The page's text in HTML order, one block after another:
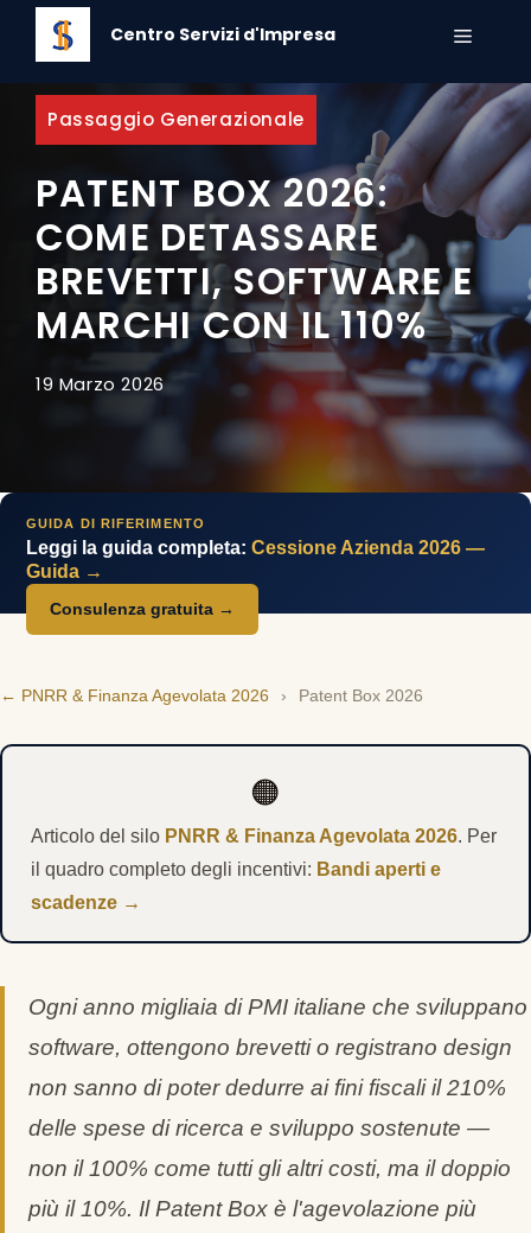
Centro Servizi d'Impresa
Passaggio Generazionale
PATENT BOX 2026:
COME DETASSARE
BREVETTI, SOFTWARE E
MARCHI CON IL 110%
19 Marzo 2026
GUIDA DI RIFERIMENTO
Leggi la guida completa: Cessione Azienda 2026 —
Guida →
Consulenza gratuita →
← PNRR & Finanza Agevolata 2026 › Patent Box 2026
🟠
Articolo del silo PNRR & Finanza Agevolata 2026. Per
il quadro completo degli incentivi: Bandi aperti e
scadenze →
Ogni anno migliaia di PMI italiane che sviluppano
software, ottengono brevetti o registrano design
non sanno di poter dedurre ai fini fiscali il 210%
delle spese di ricerca e sviluppo sostenute —
non il 100% come tutti gli altri costi, ma il doppio
più il 10%. Il Patent Box è l'agevolazione più